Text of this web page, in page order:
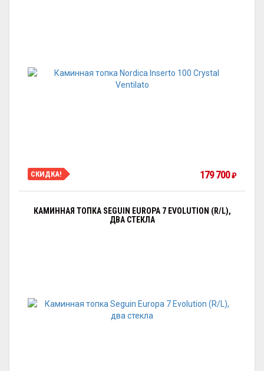
СКИДКА! 179 700₽
КАМИННАЯ ТОПКА SEGUIN EUROPA 7 EVOLUTION (R/L),
ДВА СТЕКЛА